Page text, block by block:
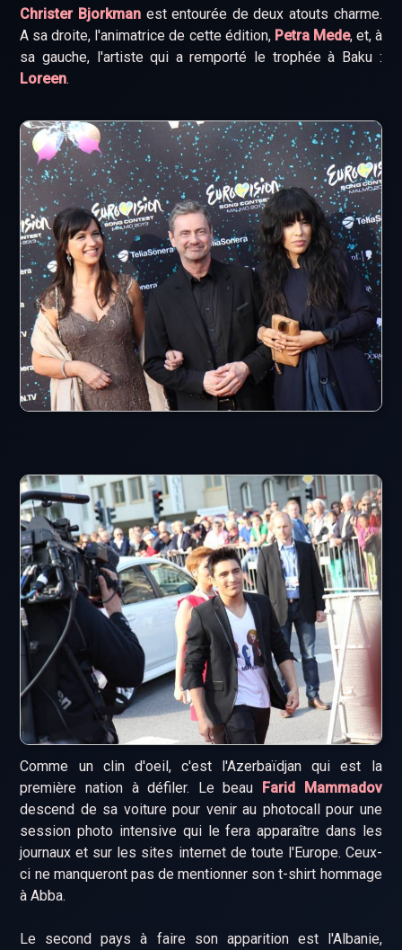
Christer Bjorkman est entourée de deux atouts charme.
A sa droite, l'animatrice de cette édition, Petra Mede, et, à
sa gauche, l'artiste qui a remporté le trophée à Baku :
Loreen.
Comme un clin d'oeil, c'est l'Azerbaïdjan qui est la
première nation à défiler. Le beau Farid Mammadov
descend de sa voiture pour venir au photocall pour une
session photo intensive qui le fera apparaître dans les
journaux et sur les sites internet de toute l'Europe. Ceux-
ci ne manqueront pas de mentionner son t-shirt hommage
à Abba.
Le second pays à faire son apparition est l'Albanie,